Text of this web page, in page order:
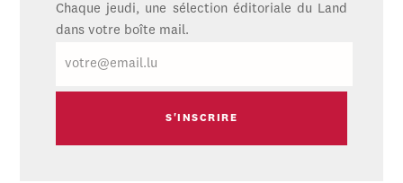
Chaque jeudi, une sélection éditoriale du Land
dans votre boîte mail.
mail